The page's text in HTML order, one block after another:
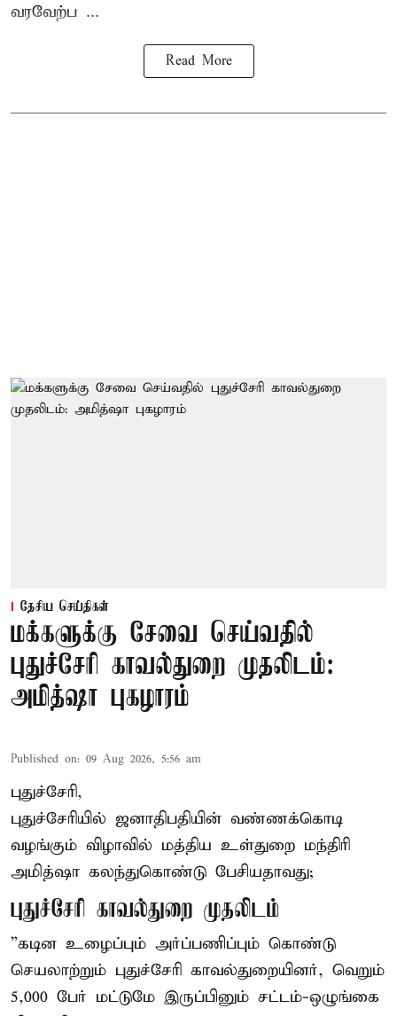
வரவேற்ப ...
Read More
தேசிய செய்திகள்
மக்களுக்கு சேவை செய்வதில்
புதுச்சேரி காவல்துறை முதலிடம்:
அமித்ஷா புகழாரம்
Published on: 09 Aug 2026, 5:56 am
புதுச்சேரி,
புதுச்சேரியில் ஜனாதிபதியின் வண்ணக்கொடி
வழங்கும் விழாவில் மத்திய உள்துறை மந்திரி
அமித்ஷா கலந்துகொண்டு பேசியதாவது;
புதுச்சேரி காவல்துறை முதலிடம்
”கடின உழைப்பும் அர்ப்பணிப்பும் கொண்டு
செயலாற்றும் புதுச்சேரி காவல்துறையினர், வெறும்
5,000 பேர் மட்டுமே இருப்பினும் சட்டம்-ஒழுங்கை